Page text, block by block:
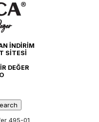
İNDİRİM
SİTESİ
DEĞER
495-01